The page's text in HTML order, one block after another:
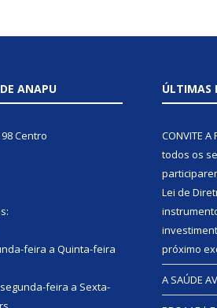
ANAPU
Centro
feira a Quinta-feira
feira a Sexta-
ÚLTIMAS
CONVITE
todos os
Lei de
próximo
A SAÚDE